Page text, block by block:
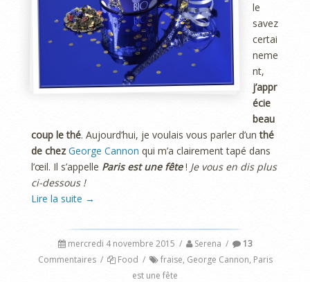
le
savez
certai
neme
nt,
j’appr
écie
beau
coup le thé. Aujourd’hui, je voulais vous parler d’unthé
de chez George Cannon qui m’a clairement tapé dans
l’œil. Il s’appelle Paris est une fête! Je vous en dis plus
ci-dessous !
Lire la suite →
mercredi 4 novembre 2015 / Serena /
13
Commentaires / Food / fraise, George Cannon, Paris
est une fête